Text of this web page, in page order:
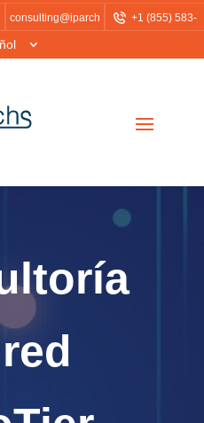
consulting@iparch
itechs.com
+1 (855) 583-